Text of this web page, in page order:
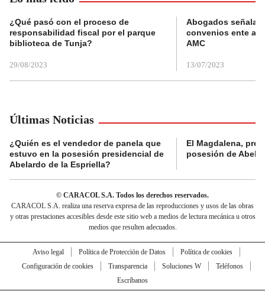
¿Qué pasó con el proceso de
responsabilidad fiscal por el parque
biblioteca de Tunja?
29/08/2023
Abogados
convenios ente
AMC
13/07/2023
Últimas Noticias
¿Quién es el vendedor de panela que
estuvo en la posesión presidencial de
Abelardo de la Espriella?
El Magdalena,
posesión de
© CARACOL S.A. Todos los derechos reservados.
CARACOL S.A. realiza una reserva expresa de las reproducciones y usos de las obras
y otras prestaciones accesibles desde este sitio web a medios de lectura mecánica u otros
medios que resulten adecuados.
Aviso legal Política de Protección de Datos
Política de cookies
Configuración de cookies
Transparencia Soluciones W
Teléfonos
Escríbanos